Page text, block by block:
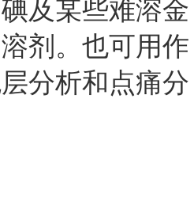
及某些难溶金
剂。也可用作
分析和点痛分